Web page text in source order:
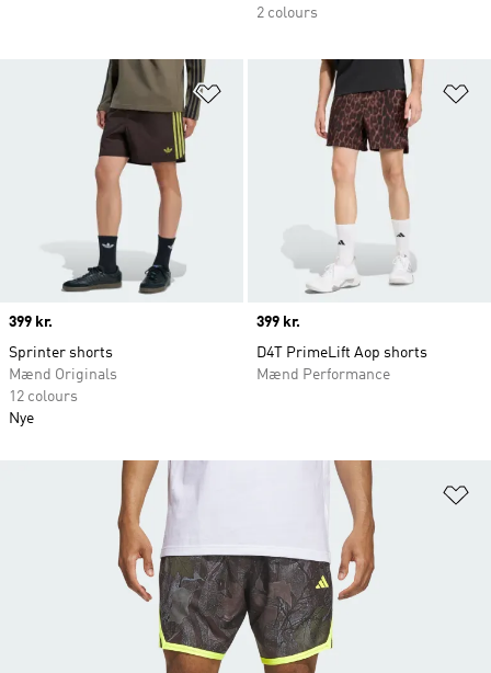
2 colours
Føj til ønskeliste
Price
399 kr.
Sprinter shorts
Mænd Originals
12 colours
Nye
Price
399 kr.
D4T PrimeLift Aop shorts
Mænd Performance